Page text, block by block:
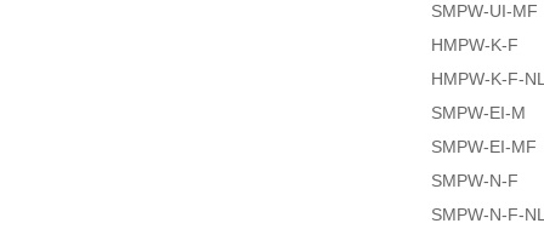
SMPW-UI-MF
HMPW-K-F
HMPW-K-F-
SMPW-EI-M
SMPW-EI-MF
SMPW-N-F
SMPW-N-F-